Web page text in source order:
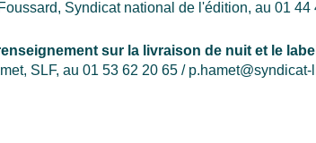
Syndicat national de l'édition, au 01 44
sur la livraison de nuit et le
SLF, au 01 53 62 20 65 / p.hamet@syndicat-